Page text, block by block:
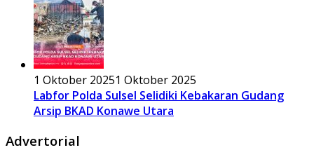
1 Oktober 20251 Oktober 2025
Labfor Polda Sulsel Selidiki Kebakaran Gudang
Arsip BKAD Konawe Utara
Advertorial